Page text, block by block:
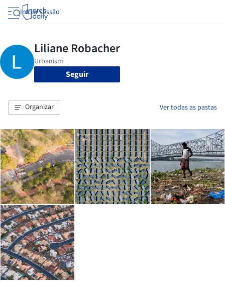
Iniciar sessão
Seguir
Organizar Ver todas as pastas